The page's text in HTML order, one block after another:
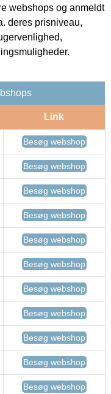
webshops og anmeldt
deres prisniveau,
Link
Besøg webshop
Besøg webshop
Besøg webshop
Besøg webshop
Besøg webshop
Besøg webshop
Besøg webshop
Besøg webshop
Besøg webshop
Besøg webshop
Besøg webshop